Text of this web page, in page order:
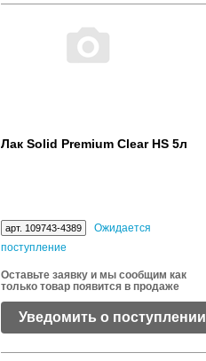
Лак Solid Premium Clear HS 5л
арт. 109743-4389
Ожидается
поступление
Оставьте заявку и мы сообщим как
только товар появится в продаже
Уведомить о поступлении